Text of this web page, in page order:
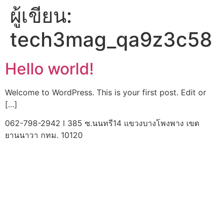
Skip
content
ผู้เขียน:
tech3mag_qa9z3c58
Hello world!
Welcome to WordPress. This is your first post. Edit or
[…]
062-798-2942 l 385 ซ.นนทรี14 แขวงบางโพงพาง เขต
ยานนาวา กทม. 10120